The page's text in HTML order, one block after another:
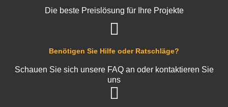
Benötigen Sie Hilfe oder Ratschläge?
Schauen Sie sich unsere FAQ an oder kontaktieren Sie
uns
Die beste Preislösung für Ihre Projekte